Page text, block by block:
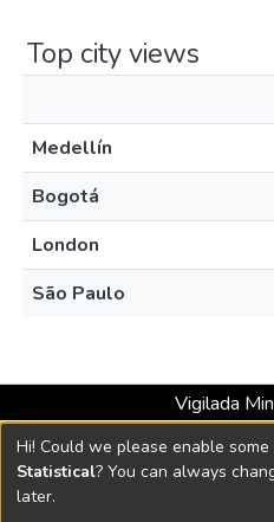
Top city views
Medellín
Bogotá
London
São Paulo
Vigilada
Universidad con
Resolución
Hi! Could we please enable
Statistical? You can always
later.